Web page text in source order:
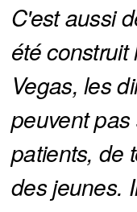
C'est aussi
été
Vegas, les
peuvent
patients, de
des jeunes.